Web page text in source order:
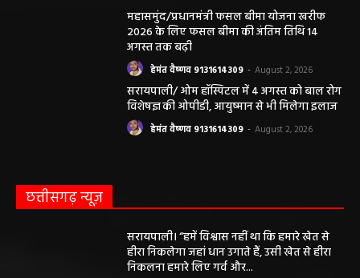
महासमुंद/प्रधानमंत्री फसल बीमा योजना खरीफ
2026 के लिए फसल बीमा की अंतिम तिथि 14
अगस्त तक बढ़ी
हेमंत वैष्णव 9131614309 - August 2, 2026
सरायपाली/ ओम हॉस्पिटल में 4 अगस्त को बाल रोग
विशेषज्ञ की ओपीडी, आयुष्मान से भी मिलेगा इलाज
हेमंत वैष्णव 9131614309 - August 2, 2026
छत्तीसगढ़ न्यूज़
सरायपाली। “हमें विश्वास नहीं था कि हमारे खेत से
हीरा निकलेगा जहां धान उगाते हैं, उसी खेत से हीरा
निकलना हमारे लिए गर्व और...